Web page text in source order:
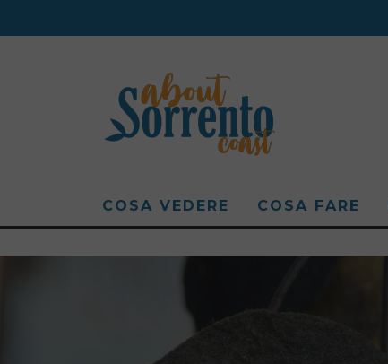
COSA VEDERE COSA FARE